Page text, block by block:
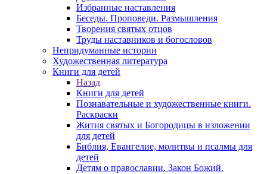
Избранные наставления
Беседы. Проповеди. Размышления
Творения святых отцов
Труды наставников и богословов
Непридуманные истории
Художественная литература
Книги для детей
Назад
Книги для детей
Познавательные и художественные книги.
Раскраски
Жития святых и Богородицы в изложении
для детей
Библия, Евангелие, молитвы и псалмы для
детей
Детям о православии. Закон Божий.